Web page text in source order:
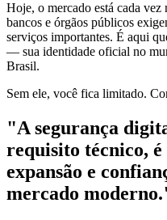
Hoje, o mercado está cada vez
bancos e órgãos públicos
serviços importantes. É aqui
— sua identidade oficial no
Brasil.
Sem ele, você fica limitado.
"A segurança
requisito técnico,
expansão e
mercado